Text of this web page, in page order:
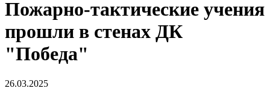
Пожарно-тактические учения
прошли в стенах ДК
"Победа"
26.03.2025